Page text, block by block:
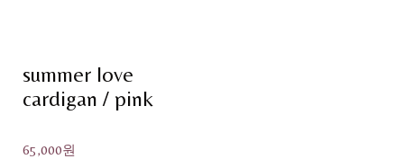
summer love
cardigan / pink
65,000원